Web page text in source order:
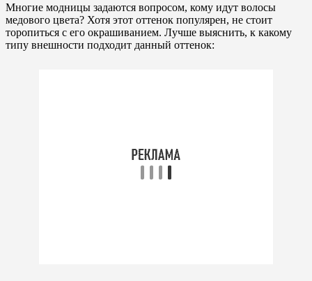
Многие модницы задаются вопросом, кому идут волосы
медового цвета? Хотя этот оттенок популярен, не стоит
торопиться с его окрашиванием. Лучше выяснить, к какому
типу внешности подходит данный оттенок: